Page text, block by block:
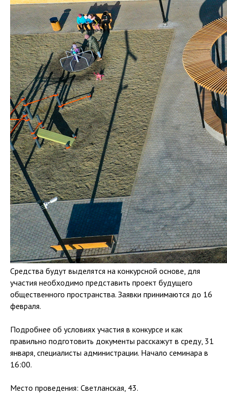
Средства будут выделятся на конкурсной основе, для
участия необходимо представить проект будущего
общественного пространства. Заявки принимаются до 16
февраля.
Подробнее об условиях участия в конкурсе и как
правильно подготовить документы расскажут в среду, 31
января, специалисты администрации. Начало семинара в
16:00.
Место проведения: Светланская, 43.